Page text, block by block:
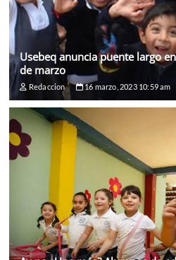
Usebeq anuncia puente largo
de marzo
Redaccion 16 marzo, 2023 10:59 am